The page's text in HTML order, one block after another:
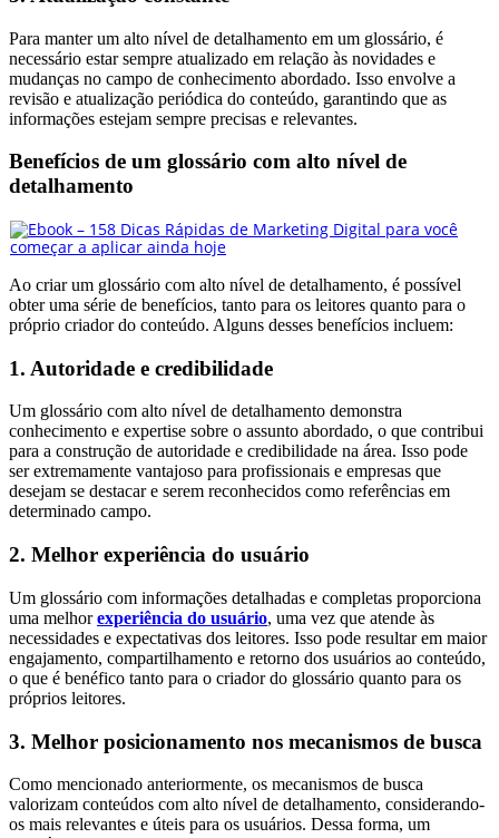
Para manter um alto nível de detalhamento em um glossário, é
necessário estar sempre atualizado em relação às novidades e
mudanças no campo de conhecimento abordado. Isso envolve a
revisão e atualização periódica do conteúdo, garantindo que as
informações estejam sempre precisas e relevantes.
Benefícios de um glossário com alto nível de
detalhamento
Ao criar um glossário com alto nível de detalhamento, é possível
obter uma série de benefícios, tanto para os leitores quanto para o
próprio criador do conteúdo. Alguns desses benefícios incluem:
1. Autoridade e credibilidade
Um glossário com alto nível de detalhamento demonstra
conhecimento e expertise sobre o assunto abordado, o que contribui
para a construção de autoridade e credibilidade na área. Isso pode
ser extremamente vantajoso para profissionais e empresas que
desejam se destacar e serem reconhecidos como referências em
determinado campo.
2. Melhor experiência do usuário
Um glossário com informações detalhadas e completas proporciona
uma melhorexperiência do usuário, uma vez que atende às
necessidades e expectativas dos leitores. Isso pode resultar em maior
engajamento, compartilhamento e retorno dos usuários ao conteúdo,
o que é benéfico tanto para o criador do glossário quanto para os
próprios leitores.
3. Melhor posicionamento nos mecanismos de busca
Como mencionado anteriormente, os mecanismos de busca
valorizam conteúdos com alto nível de detalhamento, considerando-
os mais relevantes e úteis para os usuários. Dessa forma, um